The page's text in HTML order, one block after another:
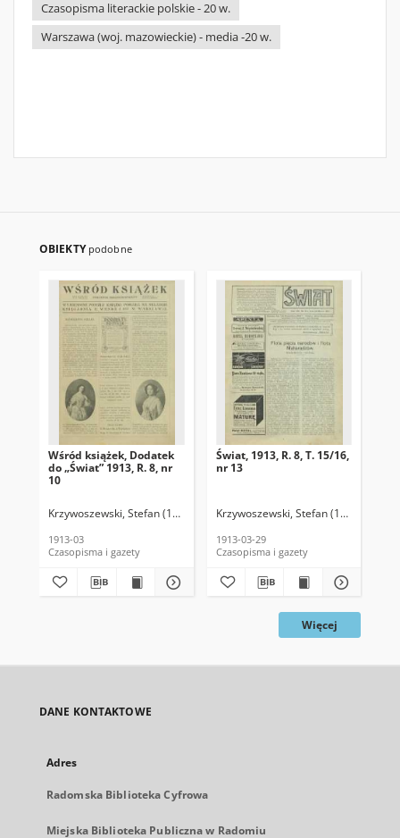
Czasopisma literackie polskie - 20 w.
Warszawa (woj. mazowieckie) - media -20 w.
OBIEKTY podobne
Wśród książek, Dodatek
do „Świat” 1913, R. 8, nr
10
Krzywoszewski, Stefan (1866-1950). Red.
1913-03
Czasopisma i gazety
Świat, 1913, R. 8, T. 15/16,
nr 13
Krzywoszewski, Stefan (1866-1950).
1913-03-29
Czasopisma i gazety
Więcej
DANE KONTAKTOWE
Adres
Radomska Biblioteka Cyfrowa
Miejska Biblioteka Publiczna w Radomiu